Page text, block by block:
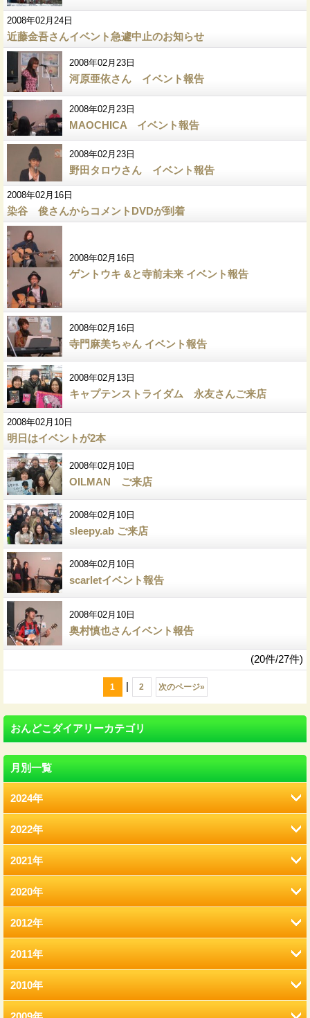
2008年02月24日
近藤金吾さんイベント急遽中止のお知らせ
2008年02月23日
河原亜依さん イベント報告
2008年02月23日
MAOCHICA イベント報告
2008年02月23日
野田タロウさん イベント報告
2008年02月16日
染谷 俊さんからコメントDVDが到着
2008年02月16日
ゲントウキ &と寺前未来 イベント報告
2008年02月16日
寺門麻美ちゃん イベント報告
2008年02月13日
キャプテンストライダム 永友さんご来店
2008年02月10日
明日はイベントが2本
2008年02月10日
OILMAN ご来店
2008年02月10日
sleepy.ab ご来店
2008年02月10日
scarletイベント報告
2008年02月10日
奥村慎也さんイベント報告
(20件/27件)
1 | 2 次のページ»
おんどこダイアリーカテゴリ
月別一覧
2024年
8月 (12)
2022年
2月 (12)
1月 (77)
2021年
12月 (41)
11月 (22)
10月 (22)
9月 (21)
2020年
12月 (7)
11月 (6)
10月 (9)
2012年
12月 (2)
11月 (2)
2011年
12月 (2)
2010年